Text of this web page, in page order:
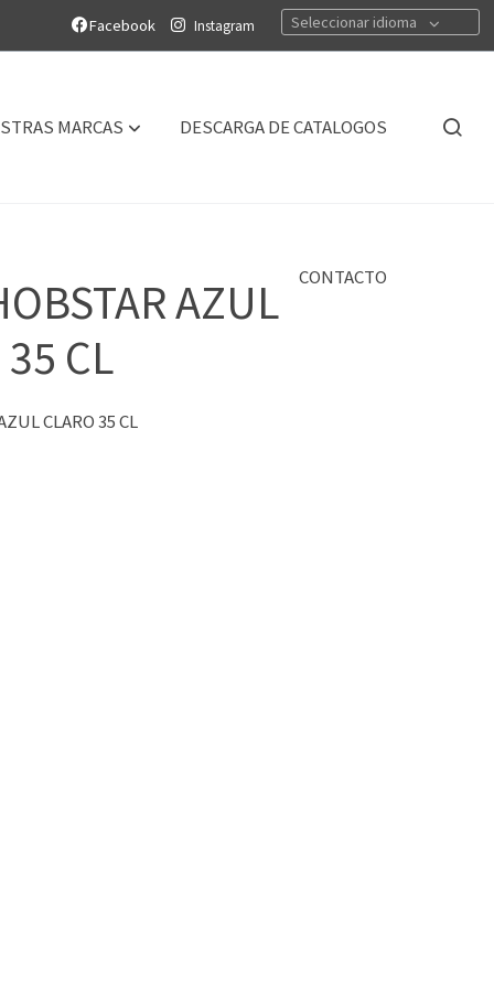
Facebook Instagram Seleccionar idioma
MARCAS DESCARGA DE CATALOGOS
CONTACTO
AZUL
CL
CLARO 35 CL